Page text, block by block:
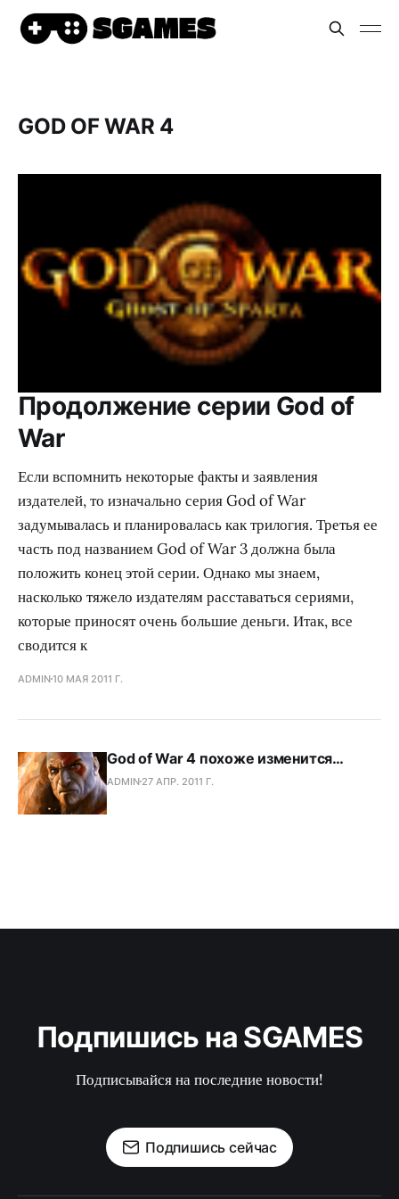
GOD OF WAR 4
Продолжение серии God of
War
Если вспомнить некоторые факты и заявления
издателей, то изначально серия God of War
задумывалась и планировалась как трилогия. Третья ее
часть под названием God of War 3 должна была
положить конец этой серии. Однако мы знаем,
насколько тяжело издателям расставаться сериями,
которые приносят очень большие деньги. Итак, все
сводится к
ADMIN10 МАЯ 2011 Г.
God of War 4 похоже изменится…
ADMIN 27 АПР. 2011 Г.
Подпишись на SGAMES
Подписывайся на последние новости!
Подпишись сейчас